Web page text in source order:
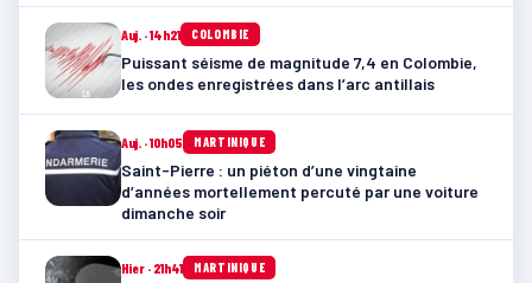
Auj. · 14h21 COLOMBIE
Puissant séisme de magnitude 7,4 en Colombie,
les ondes enregistrées dans l’arc antillais
Auj. · 10h05 MARTINIQUE
Saint-Pierre : un piéton d’une vingtaine
d’années mortellement percuté par une voiture
dimanche soir
Hier · 21h41 MARTINIQUE